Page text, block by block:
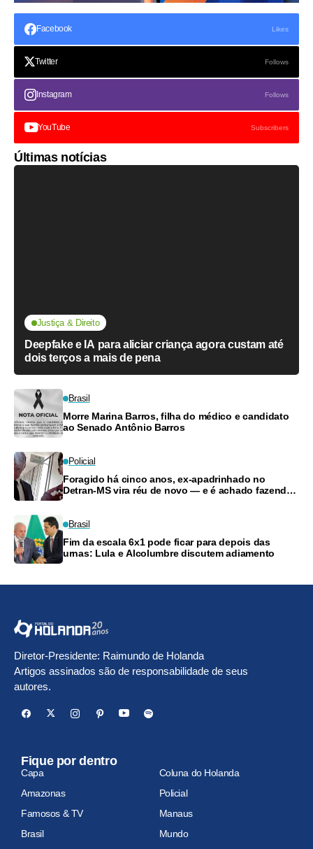
Facebook Likes
Twitter Follows
Instagram Follows
YouTube Subscribers
Últimas notícias
Justiça & Direito
Deepfake e IA para aliciar criança agora custam até
dois terços a mais de pena
Brasil
Morre Marina Barros, filha do médico e candidato
ao Senado Antônio Barros
Policial
Foragido há cinco anos, ex-apadrinhado no
Detran-MS vira réu de novo — e é achado fazendo
Brasil
Fim da escala 6x1 pode ficar para depois das
urnas: Lula e Alcolumbre discutem adiamento
Diretor-Presidente: Raimundo de Holanda
Artigos assinados são de responsabilidade de seus
autores.
Fique por dentro
Capa
Coluna do Holanda
Amazonas
Policial
Famosos & TV
Manaus
Brasil
Mundo